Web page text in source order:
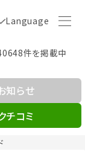
Language
件を掲載中
知らせ
チコミ